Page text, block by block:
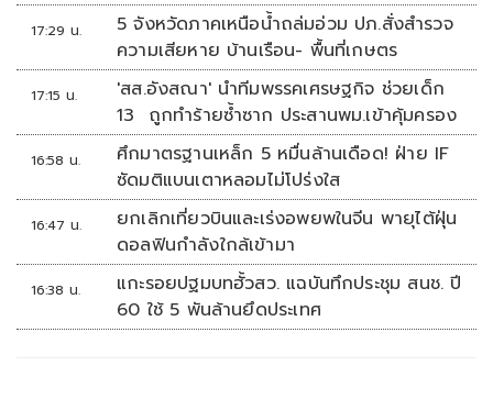
17:29 น.
5 จังหวัดภาคเหนือน้ำถล่มอ่วม ปภ.สั่งสำรวจ
ความเสียหาย บ้านเรือน- พื้นที่เกษตร
17:15 น.
'สส.อังสณา' นำทีมพรรคเศรษฐกิจ ช่วยเด็ก
13 ถูกทำร้ายซ้ำซาก ประสานพม.เข้าคุ้มครอง
16:58 น.
ศึกมาตรฐานเหล็ก 5 หมื่นล้านเดือด! ฝ่าย IF
ซัดมติแบนเตาหลอมไม่โปร่งใส
16:47 น.
ยกเลิกเที่ยวบินและเร่งอพยพในจีน พายุไต้ฝุ่น
ดอลฟินกำลังใกล้เข้ามา
16:38 น.
แกะรอยปฐมบทฮั้วสว. แฉบันทึกประชุม สนช. ปี
60 ใช้ 5 พันล้านยึดประเทศ